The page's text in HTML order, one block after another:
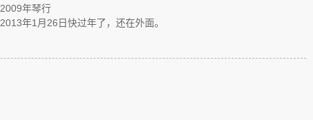
2009年琴行
2013年1月26日快过年了，还在外面。